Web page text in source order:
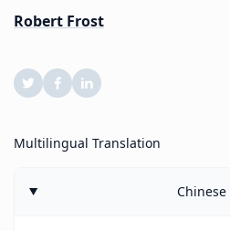
Robert Frost
Multilingual Translation
Chinese